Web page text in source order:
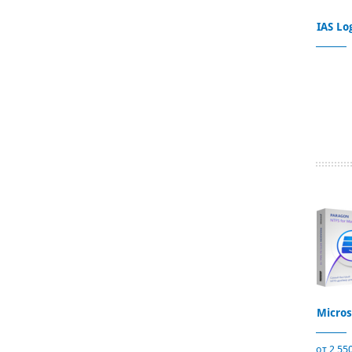
IAS
от 2